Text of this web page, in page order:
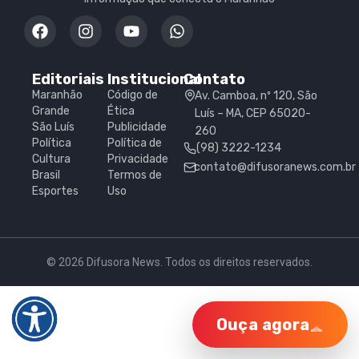
Editoriais
Maranhão
Grande
São Luís
Política
Cultura
Brasil
Esportes
Institucional
Código de
Ética
Publicidade
Política de
Privacidade
Termos de
Uso
Contato
Av. Camboa, nº 120, São
Luís – MA, CEP 65020-
260
(98) 3222-1234
contato@difusoranews.com.br
© 2026 Difusora News. Todos os direitos reservados.
Ouça agora